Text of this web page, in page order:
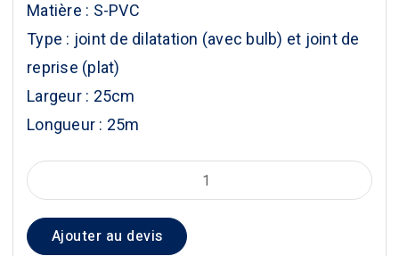
Matière : S-PVC
Type : joint de dilatation (avec bulb) et joint de
reprise (plat)
Largeur : 25cm
Longueur : 25m
quantité
de
JOINT
WATERSTOP
Ajouter au devis